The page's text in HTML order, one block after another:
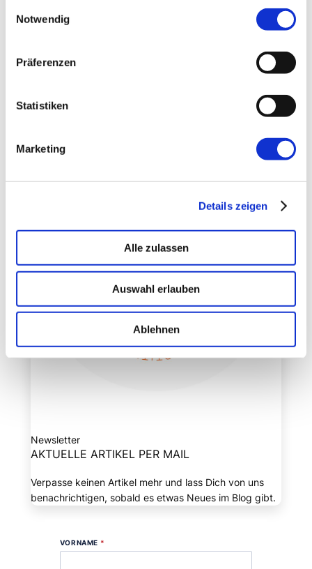
Notwendig
Präferenzen
Statistiken
Marketing
Details zeigen
Alle zulassen
Auswahl erlauben
Ablehnen
geht es weiter für die AgileUFRA❓
Newsletter
AKTUELLE ARTIKEL PER MAIL
Verpasse keinen Artikel mehr und lass Dich von uns
benachrichtigen, sobald es etwas Neues im Blog gibt.
VORNAME *